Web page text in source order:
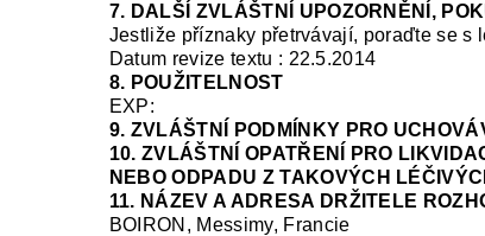
7. DALŠÍ ZVLÁŠTNÍ UPOZORNĚNÍ,
Jestliže příznaky přetrvávají, poraďte se s
Datum revize textu : 22.5.2014
8. POUŽITELNOST
EXP:
9. ZVLÁŠTNÍ PODMÍNKY PRO
10. ZVLÁŠTNÍ OPATŘENÍ PRO
NEBO ODPADU Z TAKOVÝCH
11. NÁZEV A ADRESA DRŽITELE
BOIRON, Messimy, Francie